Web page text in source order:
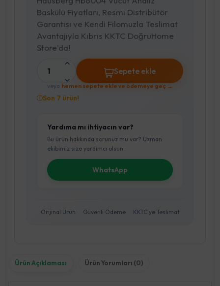
Baskülü Fiyatları, Resmi Distribütör
Garantisi ve Kendi Filomuzla Teslimat
Avantajıyla Kıbrıs KKTC DoğruHome
Store'da!
1 Sepete ekle
veya hemen sepete ekle ve ödemeye geç →
Son 7 ürün!
Yardıma mı ihtiyacın var?
Bu ürün hakkında sorunuz mu var? Uzman
ekibimiz size yardımcı olsun.
WhatsApp
Orijinal Ürün Güvenli Ödeme KKTC'ye Teslimat
Ürün Açıklaması Ürün Yorumları (0)